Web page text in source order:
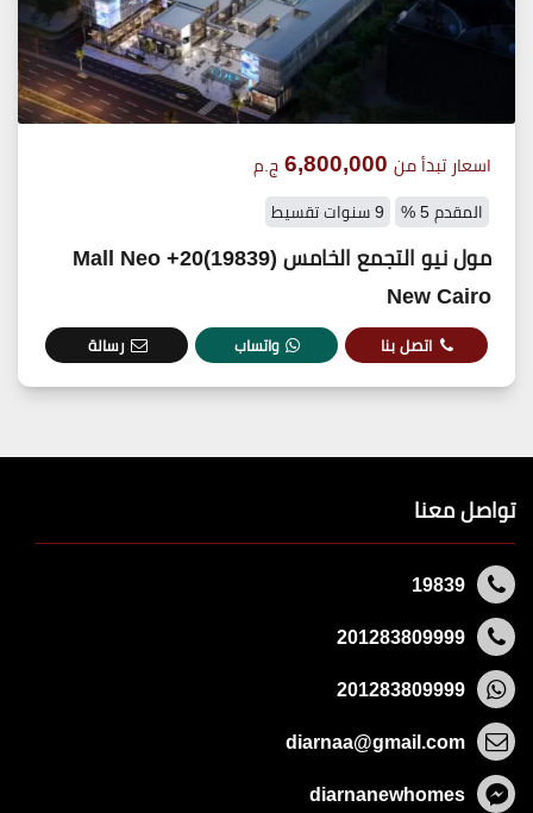
اسعار تبدأ من 6,800,000 ج.م
المقدم 5 % 9 سنوات تقسيط
مول نيو التجمع الخامس (19839)20+ Mall Neo
New Cairo
اتصل بنا واتساب رسالة
تواصل معنا
19839
201283809999
201283809999
diarnaa@gmail.com
diarnanewhomes